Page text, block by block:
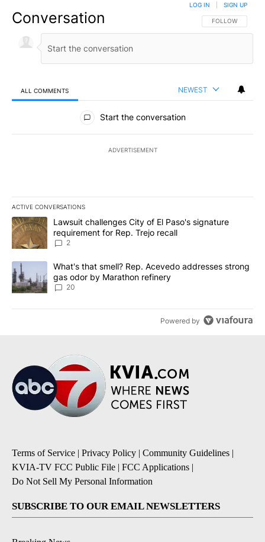
Conversation FOLLOW THIS
FOLLOW
LOG IN SIGN UP
ALL COMMENTS NEWEST
All Comments
Start the conversation
ADVERTISEMENT
ACTIVE CONVERSATIONS
The following is a list of the most commented articles in the last
A trending article titled "Lawsuit challenges City of El Paso's
Lawsuit challenges City of El Paso's signature
requirement for Rep. Trejo recall
2
A trending article titled "What's that smell? Rep. Acevedo
What's that smell? Rep. Acevedo addresses strong
gas odor by Marathon refinery
20
Powered by
Terms of Service | Privacy Policy | Community Guidelines |
KVIA-TV FCC Public File | FCC Applications |
Do Not Sell My Personal Information
SUBSCRIBE TO OUR EMAIL NEWSLETTERS